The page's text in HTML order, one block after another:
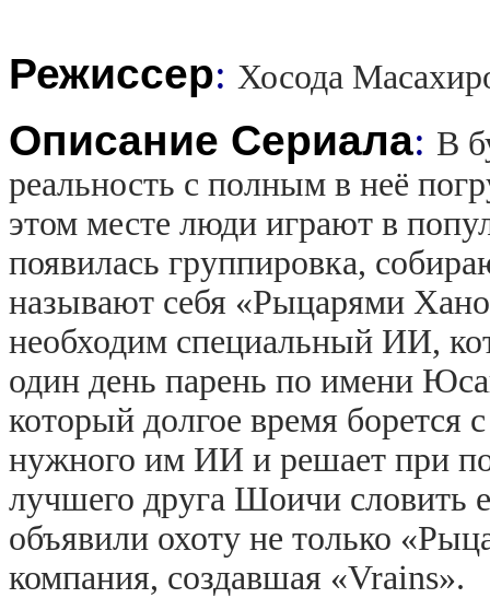
Режиссер: Хосода
Описание Сериала: В
реальность с полным в неё
этом месте люди играют в
появилась группировка,
называют себя «Рыцарями
необходим специальный ИИ,
один день парень по имени
который долгое время борется
нужного им ИИ и решает при
лучшего друга Шоичи словить
объявили охоту не только
компания, создавшая «Vrains».